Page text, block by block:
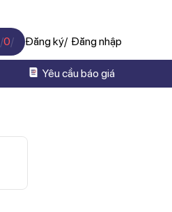
0 Đăng ký Đăng nhập
Yêu cầu báo giá